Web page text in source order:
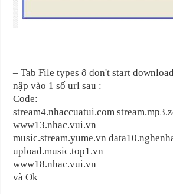
– Tab File types ô don't start
nập vào 1 số url sau :
Code:
stream4.nhaccuatui.com
www13.nhac.vui.vn
music.stream.yume.vn
upload.music.top1.vn
www18.nhac.vui.vn
và Ok